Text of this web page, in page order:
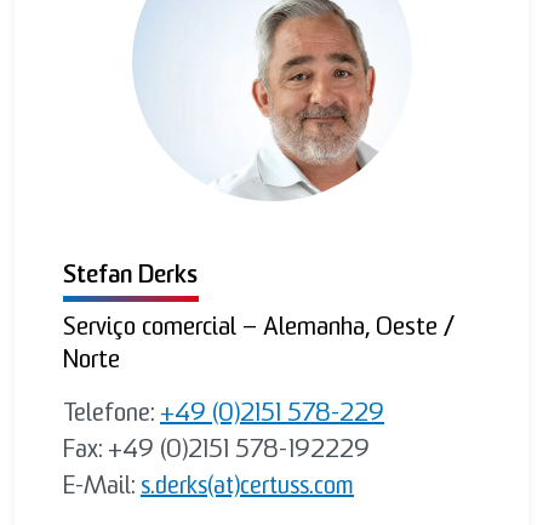
Serviço comercial – Alemanha, Oeste /
Norte
Stefan Derks
Telefone: +49 (0)2151 578-229
Fax: +49 (0)2151 578-192229
E-Mail: s.derks(at)certuss.com